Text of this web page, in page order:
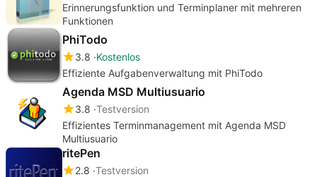
Erinnerungsfunktion und Terminplaner mit mehreren
Funktionen
PhiTodo
3.8 Kostenlos
Effiziente Aufgabenverwaltung mit PhiTodo
Agenda MSD Multiusuario
3.8 Testversion
Effizientes Terminmanagement mit Agenda MSD
Multiusuario
ritePen
2.8 Testversion